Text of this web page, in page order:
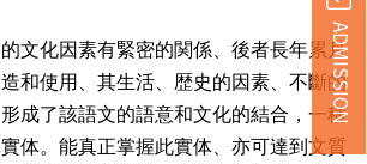
文化因素有緊密的関係、後者長年累月
和使用、其生活、歴史的因素、不斷的
成了該語文的語意和文化的結合，一種
体。能真正掌握此實体、亦可達到文質
ADMISSION